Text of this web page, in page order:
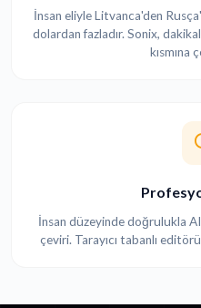
İnsan eliyle Litvanca'den
dolardan fazladır. Sonix,
kısmına
İnsan düzeyinde doğrulukla
çeviri. Tarayıcı tabanlı